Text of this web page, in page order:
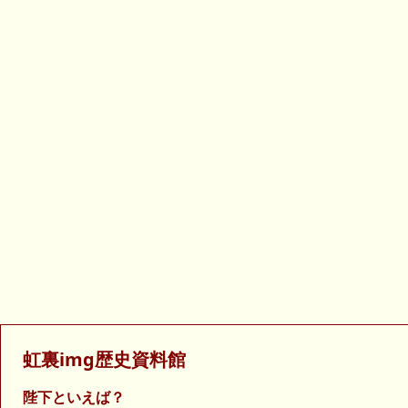
虹裏img歴史資料館
陛下といえば？